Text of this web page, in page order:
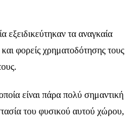
εξειδικεύτηκαν τα αναγκαία
φορείς χρηματοδότησης τους
είναι πάρα πολύ σημαντική
του φυσικού αυτού χώρου,